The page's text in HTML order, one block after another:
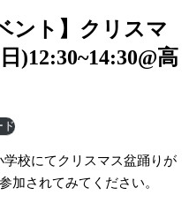
ント】クリスマ
)12:30~14:30@高
ド
学校にてクリスマス盆踊りが
加されてみてください。